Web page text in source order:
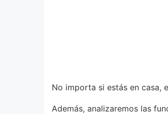
No importa si estás en casa,
Además, analizaremos las